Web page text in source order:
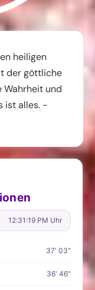
heiligen
der göttliche
Wahrheit und
ist alles. -
12:31:20 PM Uhr
37' 03"
36' 46"